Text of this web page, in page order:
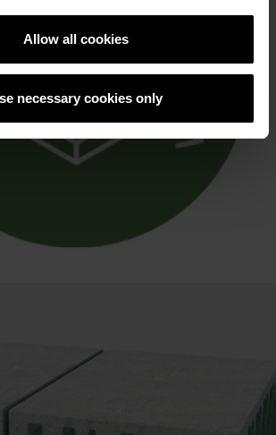
Allow all cookies
necessary cookies only